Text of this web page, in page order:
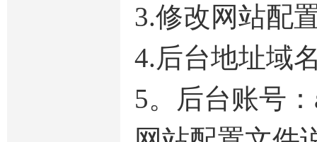
3.修改网站配
4.后台地址域
5。后台账号